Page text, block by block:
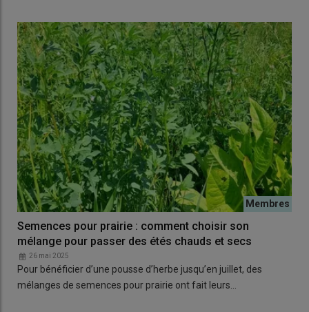
Semences pour prairie : comment choisir son
mélange pour passer des étés chauds et secs
26 mai 2025
Pour bénéficier d’une pousse d’herbe jusqu’en juillet, des
mélanges de semences pour prairie ont fait leurs…